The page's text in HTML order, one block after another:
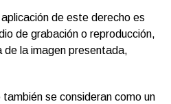
aplicación de este derecho es
de grabación o reproducción,
de la imagen presentada,
se consideran como un